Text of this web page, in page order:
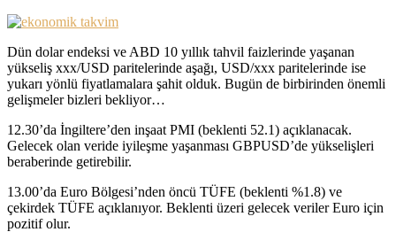
Dün dolar endeksi ve ABD 10 yıllık tahvil faizlerinde yaşanan
yükseliş xxx/USD paritelerinde aşağı, USD/xxx paritelerinde ise
yukarı yönlü fiyatlamalara şahit olduk. Bugün de birbirinden önemli
gelişmeler bizleri bekliyor…
12.30’da İngiltere’den inşaat PMI (beklenti 52.1) açıklanacak.
Gelecek olan veride iyileşme yaşanması GBPUSD’de yükselişleri
beraberinde getirebilir.
13.00’da Euro Bölgesi’nden öncü TÜFE (beklenti %1.8) ve
çekirdek TÜFE açıklanıyor. Beklenti üzeri gelecek veriler Euro için
pozitif olur.